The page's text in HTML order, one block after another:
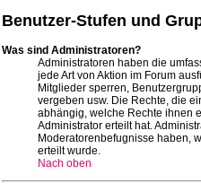
Benutzer-Stufen und
Was sind Administratoren?
Administratoren haben die
jede Art von Aktion im Forum
Mitglieder sperren,
vergeben usw. Die Rechte, die
abhängig, welche Rechte ihnen
Administrator erteilt hat.
Moderatorenbefugnisse haben,
erteilt wurde.
Nach oben